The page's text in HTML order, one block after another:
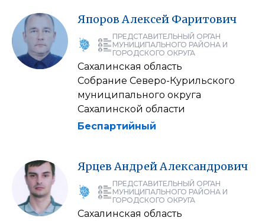
Япоров Алексей Фаритович
ПРЕДСТАВИТЕЛЬНЫЙ ОРГАН
МУНИЦИПАЛЬНОГО РАЙОНА И
ГОРОДСКОГО ОКРУГА
Сахалинская область
Собрание Северо-Курильского
муниципального округа
Сахалинской области
Беспартийный
Ярцев Андрей Александрович
ПРЕДСТАВИТЕЛЬНЫЙ ОРГАН
МУНИЦИПАЛЬНОГО РАЙОНА И
ГОРОДСКОГО ОКРУГА
Сахалинская область